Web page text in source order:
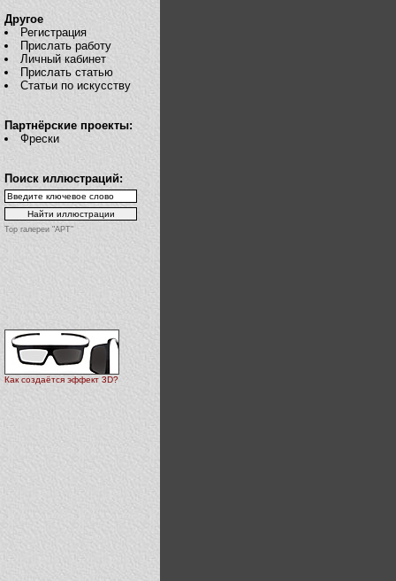
Другое
Регистрация
Прислать работу
Личный кабинет
Прислать статью
Статьи по искусству
Партнёрские проекты:
Фрески
Поиск иллюстраций:
Top галереи "АРТ"
Как создаётся эффект 3D?